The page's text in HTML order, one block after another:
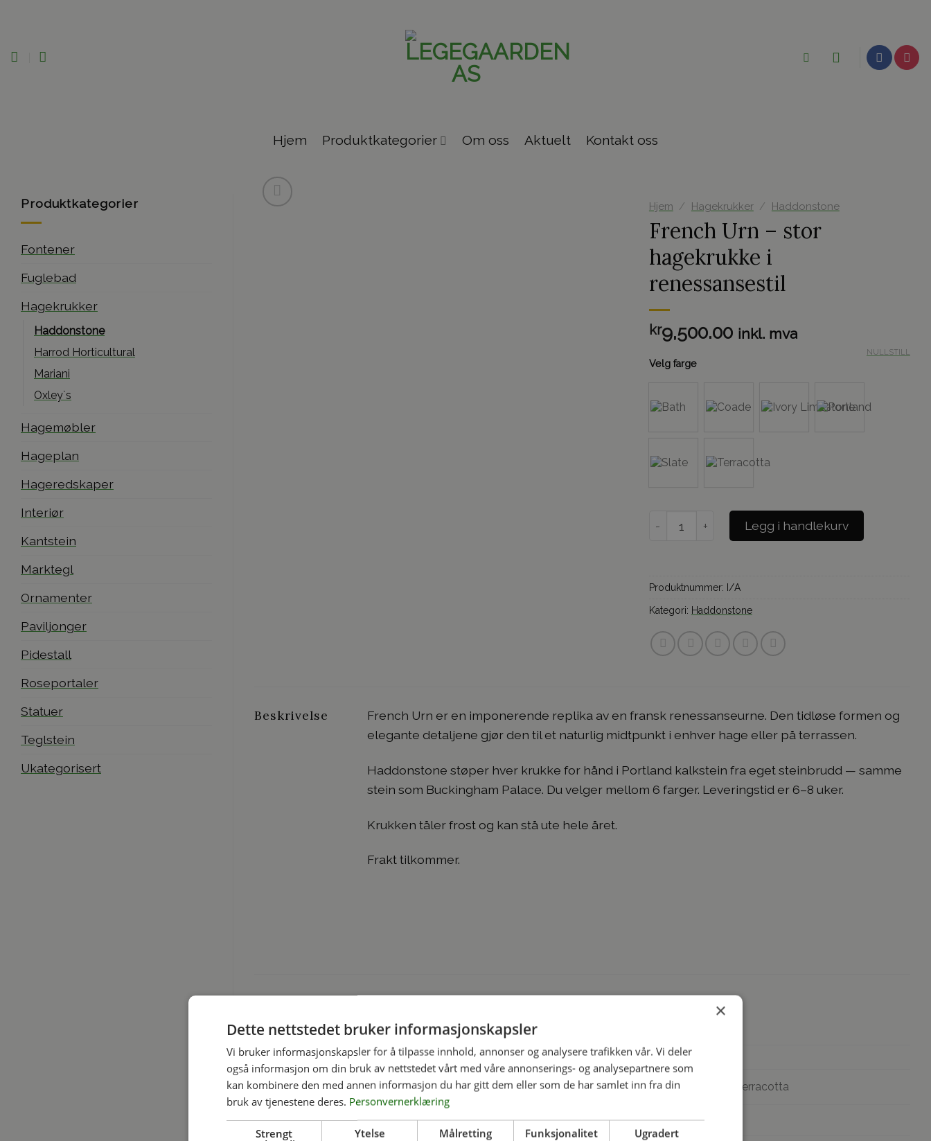
Hjem Produktkategorier Om oss Aktuelt Kontakt oss
Produktkategorier
Fontener
Fuglebad
Hagekrukker
Haddonstone
Harrod Horticultural
Mariani
Oxley`s
Hagemøbler
Hageplan
Hageredskaper
Interiør
Kantstein
Marktegl
Ornamenter
Paviljonger
Pidestall
Roseportaler
Statuer
Teglstein
Ukategorisert
Hjem / Hagekrukker / Haddonstone
French Urn – stor
hagekrukke i
renessansestil
kr9,500.00 inkl. mva
Velg farge
NULLSTILL
French Urn – stor hagekrukke i renessansestil antall
Legg i handlekurv
Produktnummer: I/A
Kategori: Haddonstone
Beskrivelse
French Urn er en imponerende replika av en fransk renessanseurne. Den tidløse formen og
elegante detaljene gjør den til et naturlig midtpunkt i enhver hage eller på terrassen.
Haddonstone støper hver krukke for hånd i Portland kalkstein fra eget steinbrudd — samme
stein som Buckingham Palace. Du velger mellom 6 farger. Leveringstid er 6–8 uker.
Krukken tåler frost og kan stå ute hele året.
Frakt tilkommer.
VEKT
96 kg
DIMENSJONER
66 × 66 × 65 cm
VELG FARGE Bath, Coade, Ivory Limestone, Portland, Slate, Terracotta
×
Dette nettstedet bruker informasjonskapsler
Vi bruker informasjonskapsler for å tilpasse innhold, annonser og analysere trafikken vår. Vi deler
også informasjon om din bruk av nettstedet vårt med våre annonserings- og analysepartnere som
kan kombinere den med annen informasjon du har gitt dem eller som de har samlet inn fra din
bruk av tjenestene deres. Personvernerklæring
Strengt
Ytelse Målretting Funksjonalitet Ugradert